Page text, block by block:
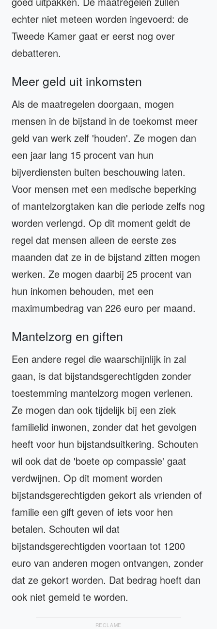
echter niet meteen worden ingevoerd: de
Tweede Kamer gaat er eerst nog over
debatteren.
Meer geld uit inkomsten
Als de maatregelen doorgaan, mogen
mensen in de bijstand in de toekomst meer
geld van werk zelf 'houden'. Ze mogen dan
een jaar lang 15 procent van hun
bijverdiensten buiten beschouwing laten.
Voor mensen met een medische beperking
of mantelzorgtaken kan die periode zelfs nog
worden verlengd. Op dit moment geldt de
regel dat mensen alleen de eerste zes
maanden dat ze in de bijstand zitten mogen
werken. Ze mogen daarbij 25 procent van
hun inkomen behouden, met een
maximumbedrag van 226 euro per maand.
Mantelzorg en giften
Een andere regel die waarschijnlijk in zal
gaan, is dat bijstandsgerechtigden zonder
toestemming mantelzorg mogen verlenen.
Ze mogen dan ook tijdelijk bij een ziek
familielid inwonen, zonder dat het gevolgen
heeft voor hun bijstandsuitkering. Schouten
wil ook dat de 'boete op compassie' gaat
verdwijnen. Op dit moment worden
bijstandsgerechtigden gekort als vrienden of
familie een gift geven of iets voor hen
betalen. Schouten wil dat
bijstandsgerechtigden voortaan tot 1200
euro van anderen mogen ontvangen, zonder
dat ze gekort worden. Dat bedrag hoeft dan
ook niet gemeld te worden.
RECLAME